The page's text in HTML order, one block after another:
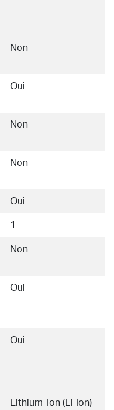
Non
Oui
Non
Non
Oui
1
Non
Oui
Oui
Lithium-Ion (Li-Ion)